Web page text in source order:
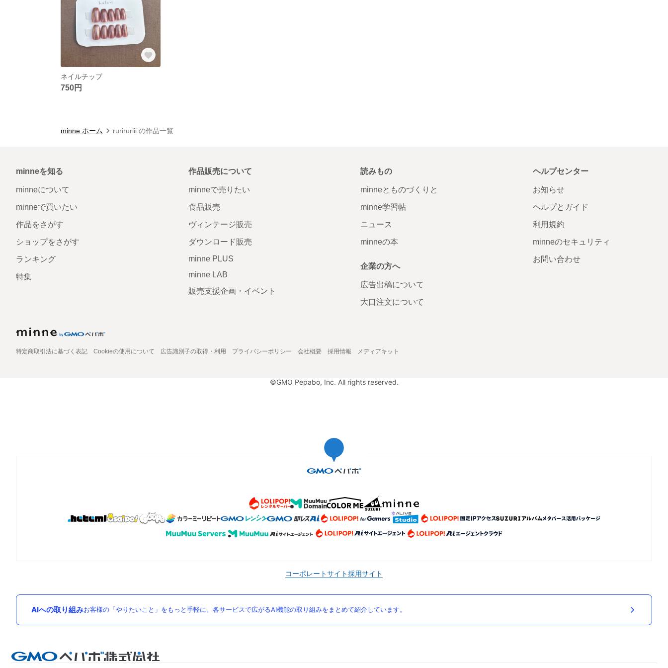
ネイルチップ
750円
minne ホーム ruriruriii の作品一覧
minneを知る
minneについて
minneで買いたい
作品をさがす
ショップをさがす
ランキング
特集
作品販売について
minneで売りたい
食品販売
ヴィンテージ販売
ダウンロード販売
minne PLUS
minne LAB
販売支援企画・イベント
読みもの
minneとものづくりと
minne学習帖
ニュース
minneの本
企業の方へ
広告出稿について
大口注文について
ヘルプセンター
お知らせ
ヘルプとガイド
利用規約
minneのセキュリティ
お問い合わせ
特定商取引法に基づく表記 Cookieの使用について 広告識別子の取得・利用 プライバシーポリシー 会社概要 採用情報 メディアキット
©GMO Pepabo, Inc. All rights reserved.
コーポレートサイト採用サイト
AIへの取り組みお客様の「やりたいこと」をもっと手軽に。各サービスで広がるAI機能の取り組みをまとめて紹介しています。